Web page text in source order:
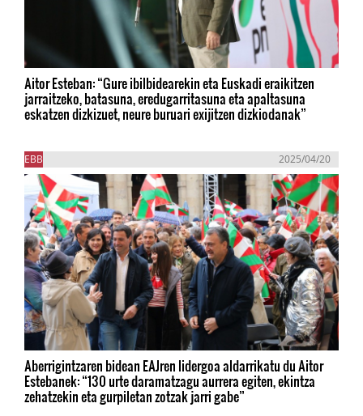
Aitor Esteban: “Gure ibilbidearekin eta Euskadi eraikitzen
jarraitzeko, batasuna, eredugarritasuna eta apaltasuna
eskatzen dizkizuet, neure buruari exijitzen dizkiodanak”
EBB 2025/04/20
Aberrigintzaren bidean EAJren lidergoa aldarrikatu du Aitor
Estebanek: “130 urte daramatzagu aurrera egiten, ekintza
zehatzekin eta gurpiletan zotzak jarri gabe”